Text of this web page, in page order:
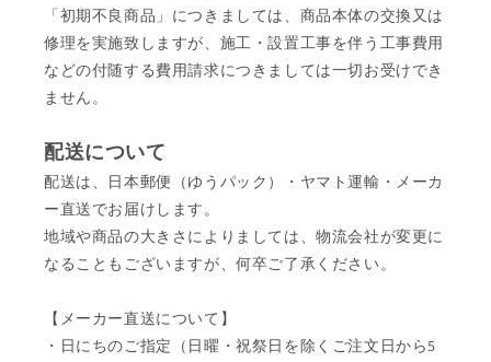
「初期不良商品」につきましては、商品本体の交換又は
修理を実施致しますが、施工・設置工事を伴う工事費用
などの付随する費用請求につきましては一切お受けでき
ません。
配送について
配送は、日本郵便（ゆうパック）・ヤマト運輸・メーカ
ー直送でお届けします。
地域や商品の大きさによりましては、物流会社が変更に
なることもございますが、何卒ご了承ください。
【メーカー直送について】
・日にちのご指定（日曜・祝祭日を除くご注文日から5